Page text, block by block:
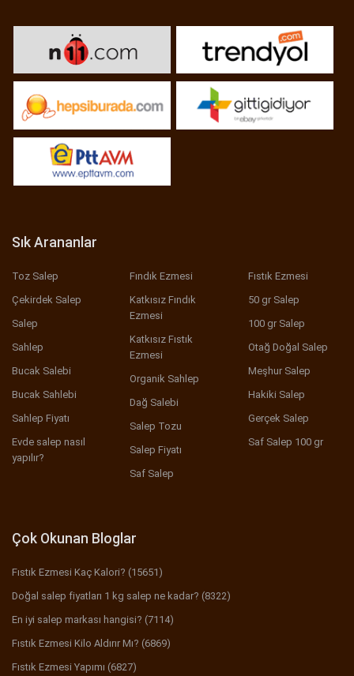
Sık Arananlar
Toz Salep
Çekirdek Salep
Salep
Sahlep
Bucak Salebi
Bucak Sahlebi
Sahlep Fiyatı
Evde salep nasıl
yapılır?
Fındık Ezmesi
Katkısız Fındık
Ezmesi
Katkısız Fıstık
Ezmesi
Organik Sahlep
Dağ Salebi
Salep Tozu
Salep Fiyatı
Saf Salep
Fıstık Ezmesi
50 gr Salep
100 gr Salep
Otağ Doğal Salep
Meşhur Salep
Hakiki Salep
Gerçek Salep
Saf Salep 100 gr
Çok Okunan Bloglar
Fıstık Ezmesi Kaç Kalori? (15651)
Doğal salep fiyatları 1 kg salep ne kadar? (8322)
En iyi salep markası hangisi? (7114)
Fıstık Ezmesi Kilo Aldırır Mı? (6869)
Fıstık Ezmesi Yapımı (6827)